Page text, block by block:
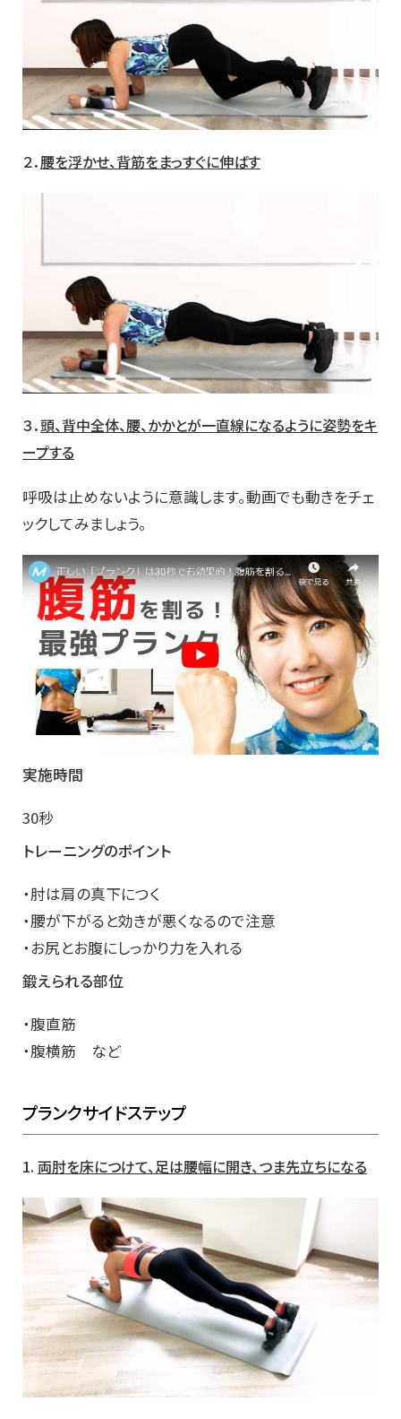
２．腰を浮かせ、背筋をまっすぐに伸ばす
３．頭、背中全体、腰、かかとが一直線になるように姿勢をキ
ープする
呼吸は止めないように意識します。動画でも動きをチェ
ックしてみましょう。
実施時間
30秒
トレーニングのポイント
・肘は肩の真下につく
・腰が下がると効きが悪くなるので注意
・お尻とお腹にしっかり力を入れる
鍛えられる部位
・腹直筋
・腹横筋 など
プランクサイドステップ
1. 両肘を床につけて、足は腰幅に開き、つま先立ちになる